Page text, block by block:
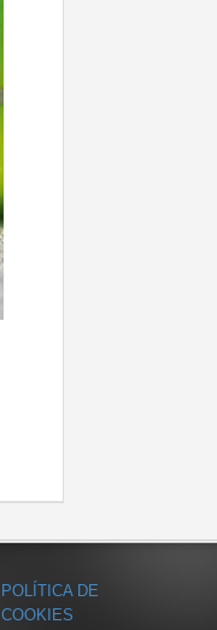
POLÍTICA DE
COOKIES